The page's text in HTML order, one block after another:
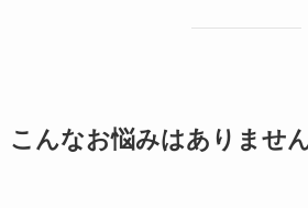
こんなお悩みはありませ